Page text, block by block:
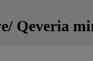
Qeveria